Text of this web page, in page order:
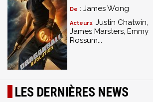
De : James Wong
Acteurs: Justin Chatwin,
James Marsters, Emmy
Rossum...
LES DERNIÈRES NEWS